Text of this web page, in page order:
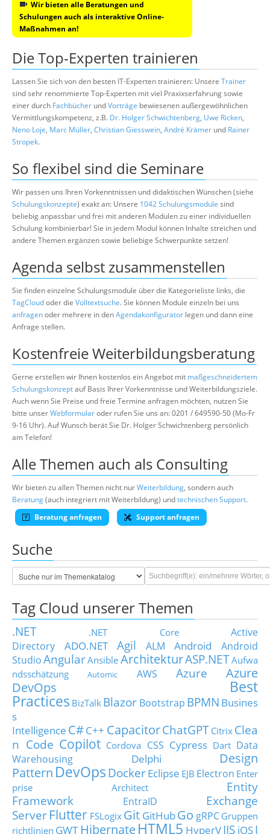
Wir bieten alle Beratungen und
Schulungen auch als interaktive Online-
Maßnahmen an!
Die Top-Experten trainieren
Lassen Sie sich von den besten IT-Experten trainieren: Unsere Trainer
sind sehr renommierte Top-Experten mit viel Praxixserfahrung sowie
einer durch Fachbücher undVorträge bewiesenen außergewöhnlichen
Vermittlungskompetenz, z.B. Dr. Holger Schwichtenberg, Uwe Ricken,
Neno Loje, Marc Müller, Christian Giesswein, André Krämer und Rainer
Stropek.
So flexibel sind die Seminare
Wir passen uns Ihren Vorkenntnissen und didaktischen Wünschen (siehe
Schulungskonzepte) exakt an: Unsere 1042 Schulungsmodule sind
beliebig anpassbar und frei mit anderen Modulen zu einer individuellen
Schulung kombinierbar! Sie in jedem Modul können Inhalte streichen und
andere Themen ergänzen sowie beliebige Schwerpunkte setzen!
Agenda selbst zusammenstellen
Sie finden einzelne Schulungsmodule über die Kategorieliste links, die
TagCloudoder die Volltextsuche. Sie können Module einzeln bei uns
anfragenoder mehrere in denAgendakonfigurator legen und dann eine
Anfrage stellen.
Kostenfreie Weiterbildungsberatung
Gerne erstellen wir Ihnen kostenlos ein Angebot mit maßgeschneidertem
Schulungskonzeptauf Basis Ihrer Vorkenntnisse und Weiterbildungsziele.
Auch wenn Sie Preise und freie Termine anfragen möchten, nutzen Sie
bitte unserWebformularoder rufen Sie uns an: 0201 / 649590-50 (Mo-Fr
9-16 Uhr). Auf Wunsch berät Sie Dr. Holger Schwichtenberg persönlich
am Telefon!
Alle Themen auch als Consulting
Wir bieten zu allen Themen nicht nurWeiterbildung, sondern auch
Beratung(auch integriert mit Weiterbildung) undtechnischen Support.
Beratung anfragen
Support anfragen
Suche
Tag Cloud unserer Themen
.NET .NET Core
Active
Directory
ADO.NET Agil ALM Android
Android
StudioAngularAnsible ArchitekturASP.NETAufwa
ndsschätzung
Automic AWS Azure
Azure
DevOps
Best
Practices BizTalk Blazor Bootstrap BPMN Busines
s
Intelligence C#C++ CapacitorChatGPT Citrix Clea
n Code Copilot Cordova CSS Cypress Dart Data
Warehousing
Delphi
Design
Pattern DevOps DockerEclipse EJB Electron Enter
prise Architect
Entity
Framework
EntraID
Exchange
Server Flutter FSLogix Git GitHubGo gRPC Gruppen
richtlinien GWT HibernateHTML5 HyperVIIS iOSJ